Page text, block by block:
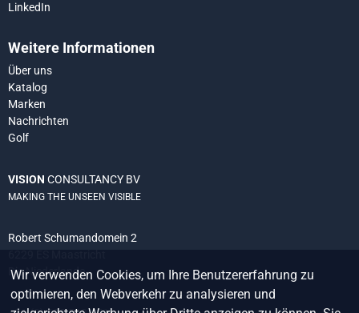
LinkedIn
Weitere Informationen
Über uns
Katalog
Marken
Nachrichten
Golf
VISION CONSULTANCY BV
MAKING THE UNSEEN VISIBLE
Robert Schumandomein 2
Die Niederlande
Wir verwenden Cookies, um Ihre Benutzererfahrung zu
optimieren, den Webverkehr zu analysieren und